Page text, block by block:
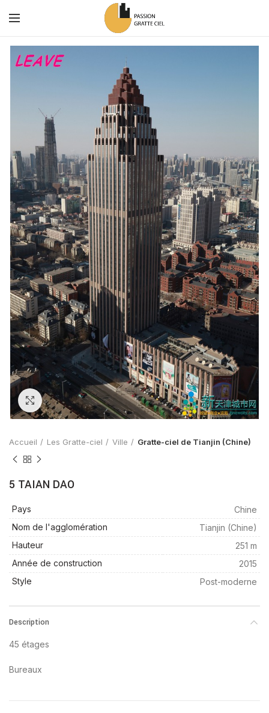
Zoom
Accueil Les Gratte-ciel Ville Gratte-ciel de Tianjin (Chine)
5 TAIAN DAO
Pays
Chine
Nom de l'agglomération
Tianjin (Chine)
Hauteur
251 m
Année de construction
2015
Style
Post-moderne
Description
45 étages
Bureaux